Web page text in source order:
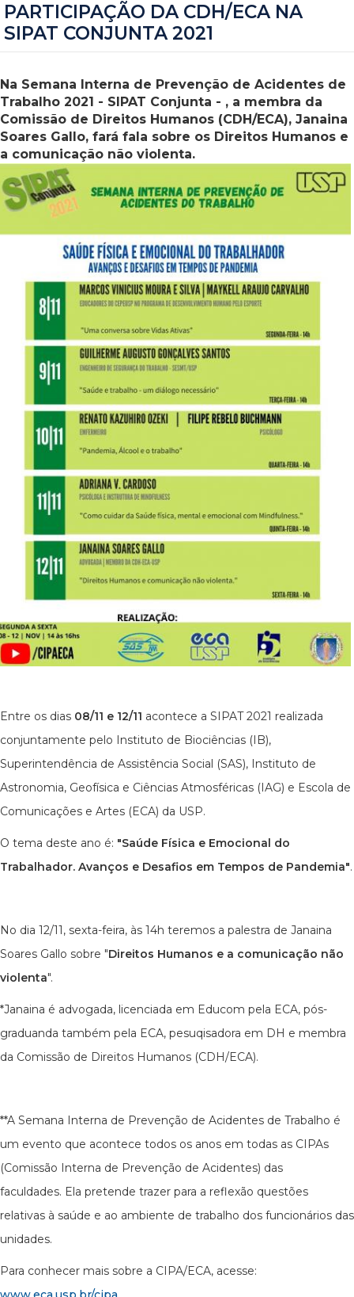
PARTICIPAÇÃO DA CDH/ECA NA
SIPAT CONJUNTA 2021
Na Semana Interna de Prevenção de Acidentes de
Trabalho 2021 - SIPAT Conjunta - , a membra da
Comissão de Direitos Humanos (CDH/ECA), Janaina
Soares Gallo, fará fala sobre os Direitos Humanos e
a comunicação não violenta.
Entre os dias 08/11 e 12/11 acontece a SIPAT 2021 realizada
conjuntamente pelo Instituto de Biociências (IB),
Superintendência de Assistência Social (SAS), Instituto de
Astronomia, Geofísica e Ciências Atmosféricas (IAG) e Escola de
Comunicações e Artes (ECA) da USP.
O tema deste ano é: "Saúde Física e Emocional do
Trabalhador. Avanços e Desafios em Tempos de Pandemia".
No dia 12/11, sexta-feira, às 14h teremos a palestra de Janaina
Soares Gallo sobre "Direitos Humanos e a comunicação não
violenta".
*Janaina é advogada, licenciada em Educom pela ECA, pós-
graduanda também pela ECA, pesuqisadora em DH e membra
da Comissão de Direitos Humanos (CDH/ECA).
**A Semana Interna de Prevenção de Acidentes de Trabalho é
um evento que acontece todos os anos em todas as CIPAs
(Comissão Interna de Prevenção de Acidentes) das
faculdades. Ela pretende trazer para a reflexão questões
relativas à saúde e ao ambiente de trabalho dos funcionários das
unidades.
Para conhecer mais sobre a CIPA/ECA, acesse: